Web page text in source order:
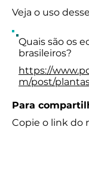
Veja o uso
Quais são os
brasileiros?
https://
m/post/
Para
Copie o link do